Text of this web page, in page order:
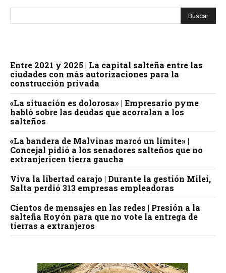
Entre 2021 y 2025 | La capital salteña entre las
ciudades con más autorizaciones para la
construcción privada
«La situación es dolorosa» | Empresario pyme
habló sobre las deudas que acorralan a los
salteños
«La bandera de Malvinas marcó un límite» |
Concejal pidió a los senadores salteños que no
extranjericen tierra gaucha
Viva la libertad carajo | Durante la gestión Milei,
Salta perdió 313 empresas empleadoras
Cientos de mensajes en las redes | Presión a la
salteña Royón para que no vote la entrega de
tierras a extranjeros